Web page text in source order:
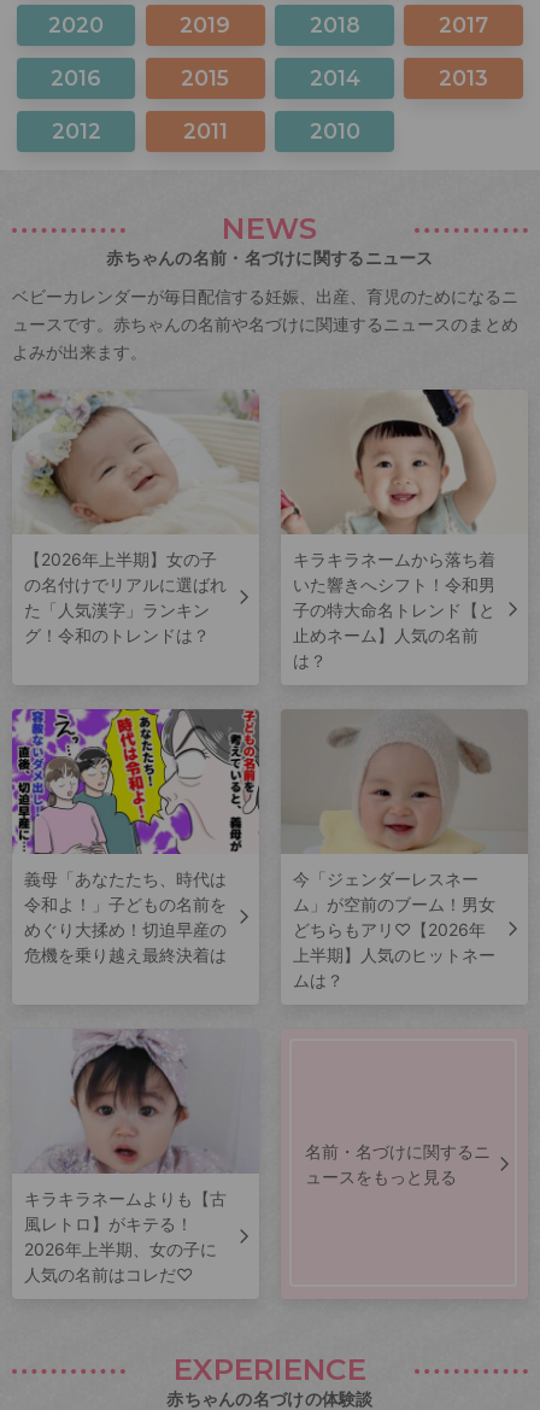
2020 2019 2018 2017
2016 2015 2014 2013
2012 2011 2010
NEWS
赤ちゃんの名前・名づけに関するニュース
ベビーカレンダーが毎日配信する妊娠、出産、育児のためになるニ
ュースです。赤ちゃんの名前や名づけに関連するニュースのまとめ
よみが出来ます。
【2026年上半期】女の子
の名付けでリアルに選ばれ
た「人気漢字」ランキン
グ！令和のトレンドは？
キラキラネームから落ち着
いた響きへシフト！令和男
子の特大命名トレンド【と
止めネーム】人気の名前
は？
義母「あなたたち、時代は
令和よ！」子どもの名前を
めぐり大揉め！切迫早産の
危機を乗り越え最終決着は
今「ジェンダーレスネー
ム」が空前のブーム！男女
どちらもアリ♡【2026年
上半期】人気のヒットネー
ムは？
キラキラネームよりも【古
風レトロ】がキテる！
2026年上半期、女の子に
人気の名前はコレだ♡
名前・名づけに関するニ
ュースをもっと見る
EXPERIENCE
赤ちゃんの名づけの体験談